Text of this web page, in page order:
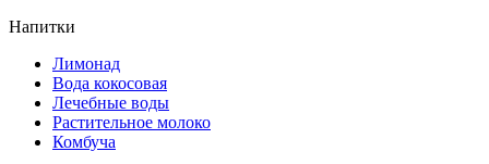
Напитки
Лимонад
Вода кокосовая
Лечебные воды
Растительное молоко
Комбуча